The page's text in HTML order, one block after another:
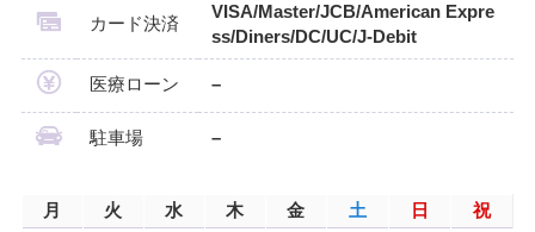
カード決済
VISA/Master/JCB/American Expre
ss/Diners/DC/UC/J-Debit
医療ローン –
駐車場 –
月 火 水 木 金 土 日 祝